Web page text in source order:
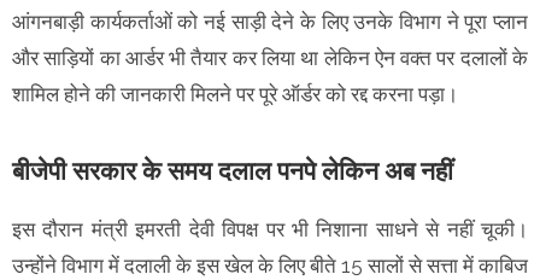
आंगनबाड़ी कार्यकर्ताओं को नई साड़ी देने के लिए उनके विभाग ने पूरा प्लान
और साड़ियों का आर्डर भी तैयार कर लिया था लेकिन ऐन वक्त पर दलालों के
शामिल होने की जानकारी मिलने पर पूरे ऑर्डर को रद्द करना पड़ा।
बीजेपी सरकार के समय दलाल पनपे लेकिन अब नहीं
इस दौरान मंत्री इमरती देवी विपक्ष पर भी निशाना साधने से नहीं चूकी।
उन्होंने विभाग में दलाली के इस खेल के लिए बीते 15 सालों से सत्ता में काबिज